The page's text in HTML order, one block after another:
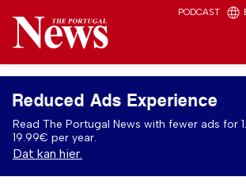
PODCAST
Reduced Ads Experience
Read The Portugal News with fewer ads for
19.99€ per year.
Dat kan hier.